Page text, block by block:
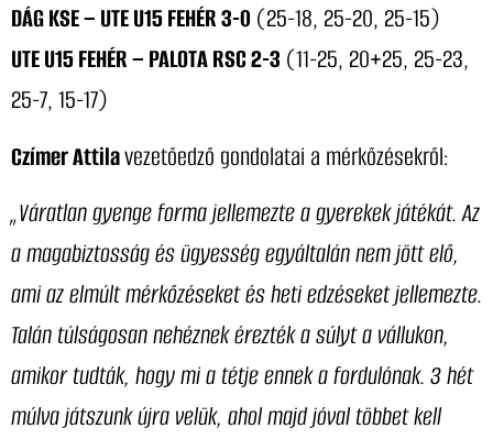
DÁG KSE – UTE U15 FEHÉR 3-0 (25-18, 25-20, 25-15)
UTE U15 FEHÉR – PALOTA RSC 2-3 (11-25, 20+25, 25-23,
25-7, 15-17)
Czímer Attilavezetőedző gondolatai a mérkőzésekről:
„Váratlan gyenge forma jellemezte a gyerekek játékát. Az
a magabiztosság és ügyesség egyáltalán nem jött elő,
ami az elmúlt mérkőzéseket és heti edzéseket jellemezte.
Talán túlságosan nehéznek érezték a súlyt a vállukon,
amikor tudták, hogy mi a tétje ennek a fordulónak. 3 hét
múlva játszunk újra velük, ahol majd jóval többet kell